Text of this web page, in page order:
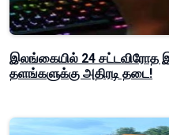
இலங்கையில் 24 சட்டவிரோத
தளங்களுக்கு அதிரடி தடை!